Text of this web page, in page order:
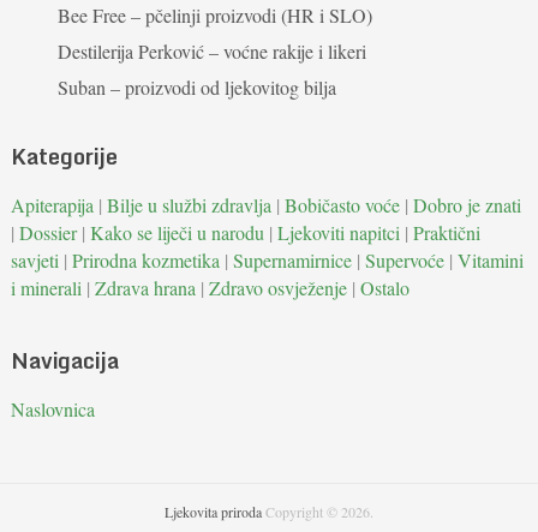
Bee Free – pčelinji proizvodi (HR i SLO)
Destilerija Perković – voćne rakije i likeri
Suban – proizvodi od ljekovitog bilja
Kategorije
Apiterapija | Bilje u službi zdravlja | Bobičasto voće| Dobro je znati
| Dossier| Kako se liječi u narodu | Ljekoviti napitci | Praktični
savjeti | Prirodna kozmetika | Supernamirnice| Supervoće| Vitamini
i minerali | Zdrava hrana | Zdravo osvježenje| Ostalo
Navigacija
Naslovnica
Ljekovita prirodaCopyright © 2026.